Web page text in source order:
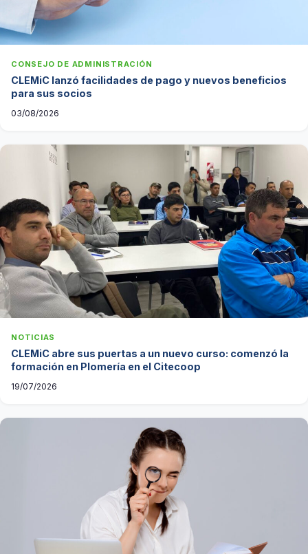
CONSEJO DE ADMINISTRACIÓN
CLEMiC lanzó facilidades de pago y nuevos beneficios
para sus socios
03/08/2026
NOTICIAS
CLEMiC abre sus puertas a un nuevo curso: comenzó la
formación en Plomería en el Citecoop
19/07/2026